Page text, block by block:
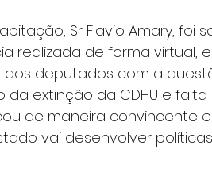
Sr Flavio Amary, foi
realizada de forma virtual,
deputados com a
da extinção da CDHU e
de maneira convincente
vai desenvolver